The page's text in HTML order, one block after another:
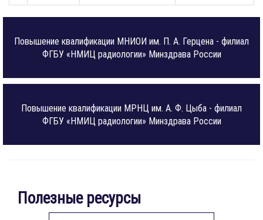
Повышение квалификации МНИОИ им. П. А. Герцена - филиал
ФГБУ «НМИЦ радиологии» Минздрава России
Повышение квалификации МРНЦ им. А. Ф. Цыба - филиал
ФГБУ «НМИЦ радиологии» Минздрава России
Полезные ресурсы